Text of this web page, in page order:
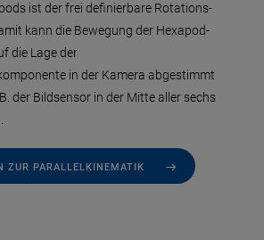
ist der frei definierbare Rotations-
kann die Bewegung der Hexapod-
die Lage der
in der Kamera abgestimmt
der Bildsensor in der Mitte aller sechs
ZUR PARALLELKINEMATIK